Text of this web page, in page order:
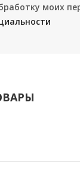
моих